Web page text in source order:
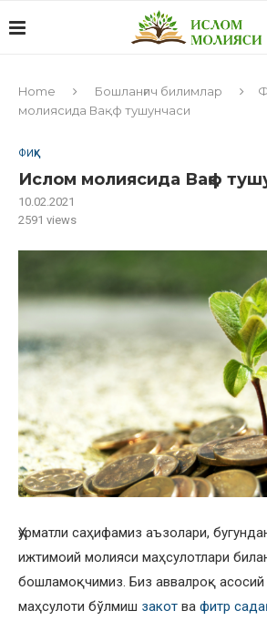
Home Бошланғич билимлар
молиясида Вақф тушунчаси
ФИҚҲ
Ислом молиясида Вақф
10.02.2021
2591 views
Ҳурматли саҳифамиз аъзолари,
ижтимоий молияси маҳсулотлари
бошламоқчимиз. Биз аввалроқ
маҳсулоти бўлмиш закот ва фитр